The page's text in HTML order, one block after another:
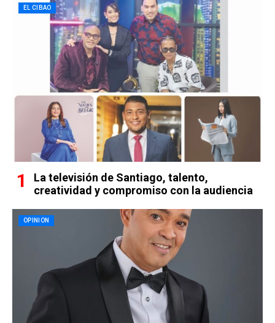
EL CIBAO
La televisión de Santiago, talento,
creatividad y compromiso con la audiencia
OPINION